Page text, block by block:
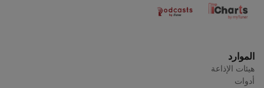
الموارد
هيئات الإذاعة
أدوات